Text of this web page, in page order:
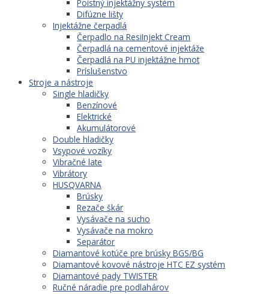
Poistný injektážny systém
Difúzne lišty
Injektážne čerpadlá
Čerpadlo na ResiInjekt Cream
Čerpadlá na cementové injektáže
Čerpadlá na PU injektážne hmot
Príslušenstvo
Stroje a nástroje
Single hladičky
Benzínové
Elektrické
Akumulátorové
Double hladičky
Vsypové vozíky
Vibračné late
Vibrátory
HUSQVARNA
Brúsky
Rezače škár
Vysávače na sucho
Vysávače na mokro
Separátor
Diamantové kotúče pre brúsky BGS/BG
Diamantové kovové nástroje HTC EZ systém
Diamantové pady TWISTER
Ručné náradie pre podlahárov